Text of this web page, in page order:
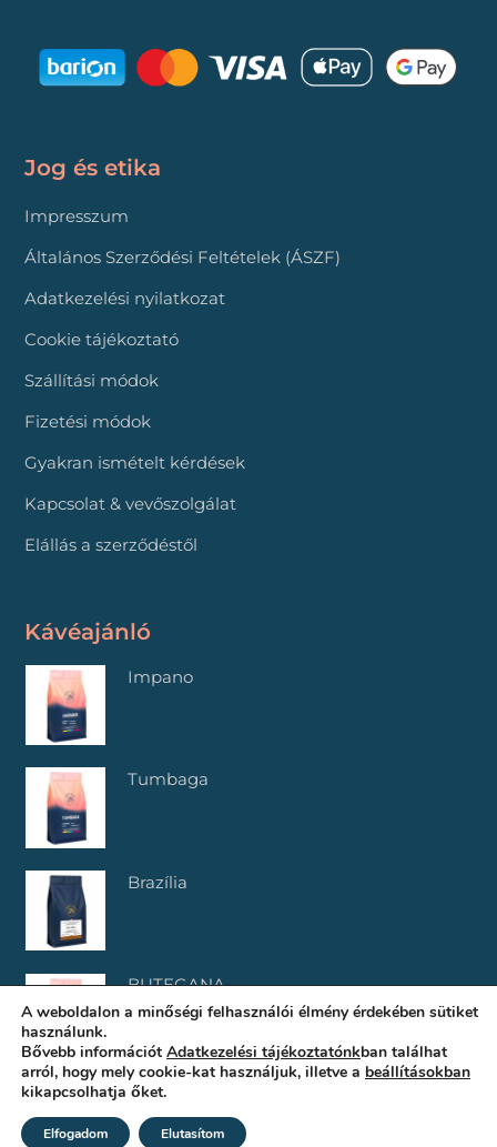
Jog és etika
Impresszum
Általános Szerződési Feltételek (ÁSZF)
Adatkezelési nyilatkozat
Cookie tájékoztató
Szállítási módok
Fizetési módok
Gyakran ismételt kérdések
Kapcsolat & vevőszolgálat
Elállás a szerződéstől
Kávéajánló
Impano
Tumbaga
Brazília
BUTEGANA
A weboldalon a minőségi felhasználói élmény érdekében sütiket
használunk.
Bővebb információt Adatkezelési tájékoztatónkban találhat
arról, hogy mely cookie-kat használjuk, illetve a beállításokban
kikapcsolhatja őket.
Elfogadom Elutasítom